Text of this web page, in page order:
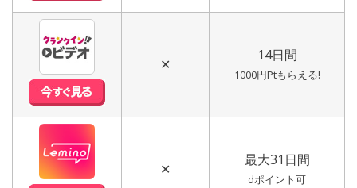
✕
14日間
1000円Ptもらえる!
✕
最大31日間
dポイント可